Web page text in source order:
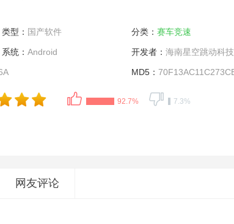
类型： 国产软件 分类： 赛车竞速
系统： Android 开发者： 海南星空跳动科
MD5：
92.7% 7.3%
网友评论